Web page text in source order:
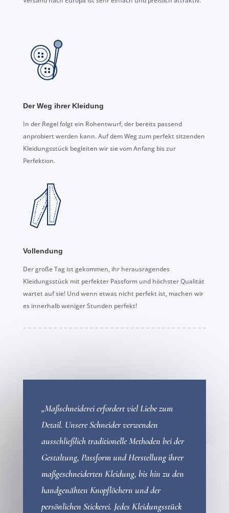
Der Weg ihrer Kleidung
In der Regel folgt ein Rohentwurf, der bereits passend
anprobiert werden kann. Auf dem Weg zum perfekt sitzenden
Kleidungsstück begleiten wir sie vom Anfang bis zur
Perfektion.
Vollendung
Der große Tag ist gekommen, ihr herausragendes
Kleidungsstück mit perfekter Passform und höchster Qualität
wartet auf sie! Und wenn etwas nicht perfekt ist, machen wir
es innerhalb weniger Stunden perfekt!
„Maßschneiderei erfordert viel Liebe zum
Detail. Unsere Schneider verwenden
ausschließlich traditionelle Methoden bei der
Gestaltung, Passform und Herstellung ihrer
maßgeschneiderten Kleidung, bis hin zu den
handgenähten Knopflöchern und der
persönlichen Stickerei. Jedes Kleidungsstück